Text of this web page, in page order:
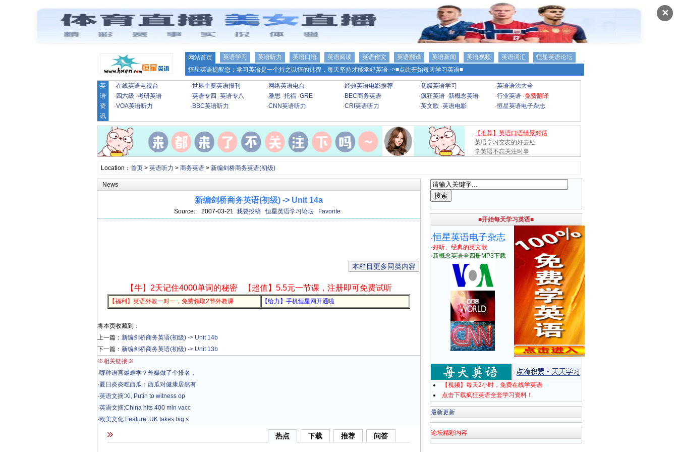
✕
网站首页 英语学习 英语听力 英语口语 英语阅读 英语作文 英语翻译 英语新闻 英语视频 英语词汇
恒星英语论坛
恒星英语提醒您：学习英语是一个持之以恒的过程，每天坚持才能学好英语-->■点此开始每天学习英语■
英
语
资
讯
·在线英语电视台 ·世界主要英语报刊 · 网络英语电台 ·经典英语电影推荐 ·初级英语学习 ·英语语法大全
· 四六级 ·考研英语 ·英语专四 ·英语专八 ·雅思 ·托福 ·GRE · BEC商务英语 ·疯狂英语 ·新概念英语 ·行业英语 ·免费翻译
·VOA英语听力 · BBC英语听力 ·CNN英语听力 ·CRI英语听力 ·英文歌 ·英语电影 ·恒星英语电子杂志
【推荐】英语口语情景对话
英语学习交友的好去处
学英语不忘关注时事
Location： 首页> 英语听力 > 商务英语> 新编剑桥商务英语(初级)
News
新编剑桥商务英语(初级) -> Unit 14a
Source: 2007-03-21 我要投稿 恒星英语学习论坛 Favorite
本栏目更多同类内容
【牛】2天记住4000单词的秘密 【超值】5.5元一节课，注册即可免费试听
【福利】英语外教一对一，免费领取2节外教课 【给力】手机恒星网开通啦
将本页收藏到：
上一篇： 新编剑桥商务英语(初级) -> Unit 14b
下一篇： 新编剑桥商务英语(初级) -> Unit 13b
※相关链接※
·哪种语言最难学？外媒做了个排名，
·夏日炎炎吃西瓜：西瓜对健康居然有
·英语文摘:Xi, Putin to witness op
·英语文摘:China hits 400 mln vacc
·欧美文化:Feature: UK takes big s
热点 下载 推荐 问答
■开始每天学习英语■
·恒星英语电子杂志
·好听、经典的英文歌
·新概念英语全四册MP3下载
【视频】每天2小时，免费在线学英语
点击下载疯狂英语全套学习资料！
最新更新
论坛精彩内容